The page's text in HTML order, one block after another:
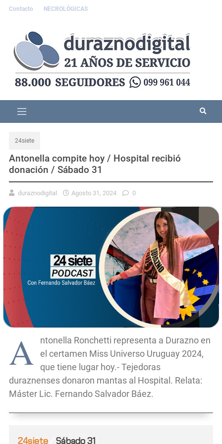
Contacto NECROLÓGICAS
24siete
Antonella compite hoy / Hospital recibió
donación / Sábado 31
duraznodigital Agosto 31, 2024 0
A
ntonella Ronchetti representa a Durazno en
el certamen Miss Universo Uruguay 2024,
que tiene lugar hoy.- Tejedoras
duraznenses donaron mantas al Hospital. Relata:
Máster Lic. Fernando Salvador Báez.
24siete Sábado 31